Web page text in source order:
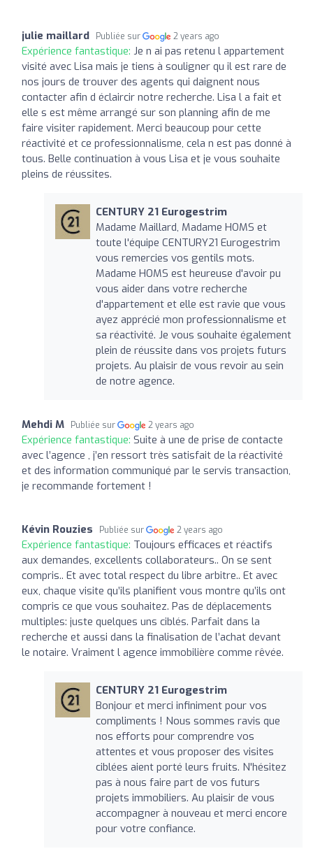
julie maillard Publiée sur 2 years ago
Expérience fantastique: Je n ai pas retenu l appartement
visité avec Lisa mais je tiens à souligner qu il est rare de
nos jours de trouver des agents qui daignent nous
contacter afin d éclaircir notre recherche. Lisa l a fait et
elle s est même arrangé sur son planning afin de me
faire visiter rapidement. Merci beaucoup pour cette
réactivité et ce professionnalisme, cela n est pas donné à
tous. Belle continuation à vous Lisa et je vous souhaite
pleins de réussites.
CENTURY 21 Eurogestrim
Madame Maillard, Madame HOMS et
toute l'équipe CENTURY21 Eurogestrim
vous remercies vos gentils mots.
Madame HOMS est heureuse d'avoir pu
vous aider dans votre recherche
d'appartement et elle est ravie que vous
ayez apprécié mon professionnalisme et
sa réactivité. Je vous souhaite également
plein de réussite dans vos projets futurs
projets. Au plaisir de vous revoir au sein
de notre agence.
Mehdi M Publiée sur 2 years ago
Expérience fantastique: Suite à une de prise de contacte
avec l’agence , j’en ressort très satisfait de la réactivité
et des information communiqué par le servis transaction,
je recommande fortement !
Kévin Rouzies Publiée sur 2 years ago
Expérience fantastique: Toujours efficaces et réactifs
aux demandes, excellents collaborateurs.. On se sent
compris.. Et avec total respect du libre arbitre.. Et avec
eux, chaque visite qu’ils planifient vous montre qu’ils ont
compris ce que vous souhaitez. Pas de déplacements
multiples: juste quelques uns ciblés. Parfait dans la
recherche et aussi dans la finalisation de l’achat devant
le notaire. Vraiment l agence immobilière comme rêvée.
CENTURY 21 Eurogestrim
Bonjour et merci infiniment pour vos
compliments ! Nous sommes ravis que
nos efforts pour comprendre vos
attentes et vous proposer des visites
ciblées aient porté leurs fruits. N'hésitez
pas à nous faire part de vos futurs
projets immobiliers. Au plaisir de vous
accompagner à nouveau et merci encore
pour votre confiance.